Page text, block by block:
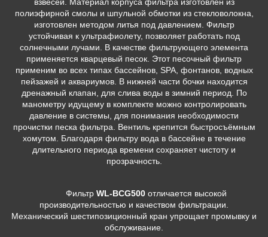
взвесей. Материал корпуса фильтра изготовлен из
полиэфирной смолы и шпульной обмотки из стекловолокна,
изготовлен методом литья под давлением. Фильтр
устойчивая к ультрафиолету, позволяет работать под
солнечными лучами. В качестве фильтрующего элемента
применяется кварцевый песок. Этот песочный фильтр
применим во всех типах бассейнов, SPA, фонтанов, водных
пейзажей и аквариумов. В нижней части бочки находится
дренажный клапан, для слива воды в зимний период. По
манометру идущему в комплекте можно контролировать
давление в системы, для понимания необходимости
прочистки песка фильтра. Вентиль крепится быстросъёмным
хомутом. Благодаря фильтру вода в бассейне в течение
длительного периода времени сохраняет чистоту и
прозрачность.
Фильтр WL-BCG500отличается высокой
производительностью и качеством фильтрации.
Механический шестипозиционный кран упрощает промывку и
обслуживание.